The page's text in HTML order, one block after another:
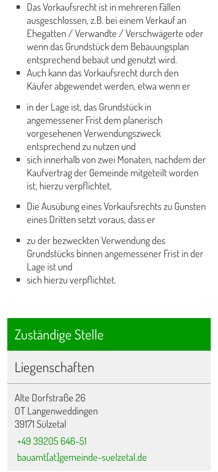
Das Vorkaufsrecht ist in mehreren Fällen
ausgeschlossen, z.B. bei einem Verkauf an
Ehegatten / Verwandte / Verschwägerte oder
wenn das Grundstück dem Bebauungsplan
entsprechend bebaut und genutzt wird.
Auch kann das Vorkaufsrecht durch den
Käufer abgewendet werden, etwa wenn er
in der Lage ist, das Grundstück in
angemessener Frist dem planerisch
vorgesehenen Verwendungszweck
entsprechend zu nutzen und
sich innerhalb von zwei Monaten, nachdem der
Kaufvertrag der Gemeinde mitgeteilt worden
ist, hierzu verpflichtet.
Die Ausübung eines Vorkaufsrechts zu Gunsten
eines Dritten setzt voraus, dass er
zu der bezweckten Verwendung des
Grundstücks binnen angemessener Frist in der
Lage ist und
sich hierzu verpflichtet.
Zuständige Stelle
Liegenschaften
Alte Dorfstraße 26
OT Langenweddingen
39171 Sülzetal
+49 39205 646-51
bauamt[at]gemeinde-suelzetal.de